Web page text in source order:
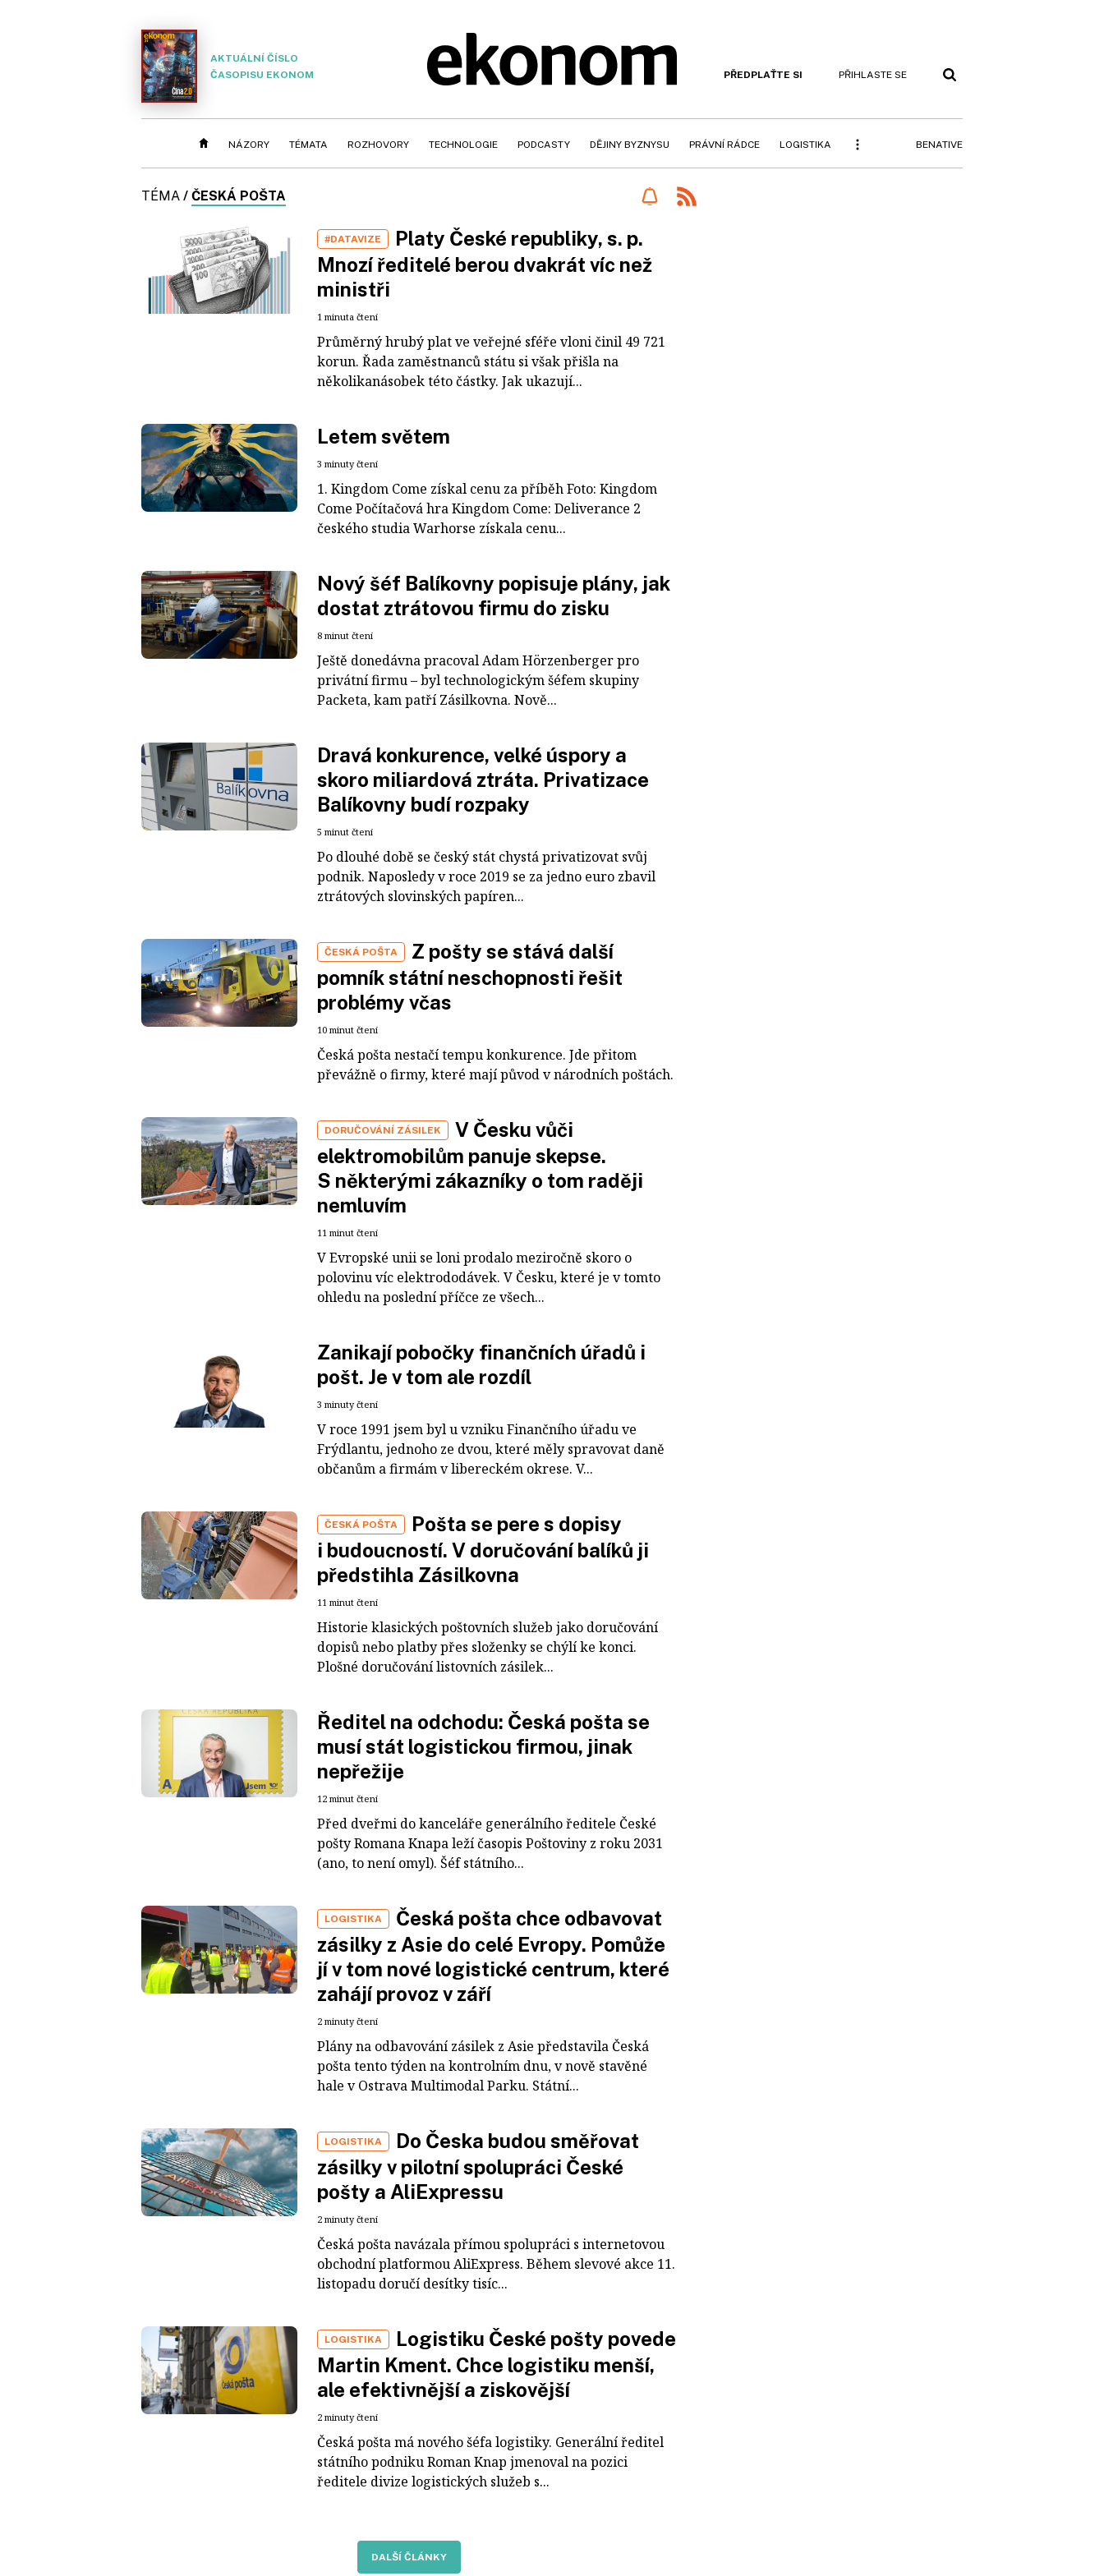
AKTUÁLNÍ ČÍSLO
ČASOPISU EKONOM
PŘEDPLAŤTE SI PŘIHLASTE SE
NÁZORY TÉMATA ROZHOVORY TECHNOLOGIE PODCASTY DĚJINY BYZNYSU PRÁVNÍ RÁDCE LOGISTIKA BENATIVE
TÉMA / ČESKÁ POŠTA
#DATAVIZE
Platy České republiky, s. p.
Mnozí ředitelé berou dvakrát víc než
ministři
1 minuta čtení
Průměrný hrubý plat ve veřejné sféře vloni činil 49 721
korun. Řada zaměstnanců státu si však přišla na
několikanásobek této částky. Jak ukazují...
Letem světem
3 minuty čtení
1. Kingdom Come získal cenu za příběh Foto: Kingdom
Come Počítačová hra King­dom Come: Deliverance 2
českého studia Warhorse získala cenu...
Nový šéf Balíkovny popisuje plány, jak
dostat ztrátovou firmu do zisku
8 minut čtení
Ještě donedávna pracoval Adam Hörzenberger pro
privátní firmu – byl technologickým šéfem skupiny
Packeta, kam patří Zásilkovna. Nově...
Dravá konkurence, velké úspory a
skoro miliardová ztráta. Privatizace
Balíkovny budí rozpaky
5 minut čtení
Po dlouhé době se český stát chystá privatizovat svůj
podnik. Naposledy v roce 2019 se za jedno euro zbavil
ztrátových slovinských papíren...
ČESKÁ POŠTA
Z pošty se stává další
pomník státní neschopnosti řešit
problémy včas
10 minut čtení
Česká pošta nestačí tempu konkurence. Jde přitom
převážně o firmy, které mají původ v národních poštách.
DORUČOVÁNÍ ZÁSILEK
V Česku vůči
elektromobilům panuje skepse.
S některými zákazníky o tom raději
nemluvím
11 minut čtení
V Evropské unii se loni prodalo meziročně skoro o
polovinu víc elektrododávek. V Česku, které je v tomto
ohledu na poslední příčce ze všech...
Zanikají pobočky finančních úřadů i
pošt. Je v tom ale rozdíl
3 minuty čtení
V roce 1991 jsem byl u vzniku Finančního úřadu ve
Frýdlantu, jednoho ze dvou, které měly spravovat daně
občanům a firmám v libereckém okrese. V...
ČESKÁ POŠTA
Pošta se pere s dopisy
i budoucností. V doručování balíků ji
předstihla Zásilkovna
11 minut čtení
Historie klasických poštovních služeb jako doručování
dopisů nebo platby přes složenky se chýlí ke konci.
Plošné doručování listovních zásilek...
Ředitel na odchodu: Česká pošta se
musí stát logistickou firmou, jinak
nepřežije
12 minut čtení
Před dveřmi do kanceláře generálního ředitele České
pošty Romana Knapa leží časopis Poštoviny z roku 2031
(ano, to není omyl). Šéf státního...
LOGISTIKA
Česká pošta chce odbavovat
zásilky z Asie do celé Evropy. Pomůže
jí v tom nové logistické centrum, které
zahájí provoz v září
2 minuty čtení
Plány na odbavování zásilek z Asie představila Česká
pošta tento týden na kontrolním dnu, v nově stavěné
hale v Ostrava Multimodal Parku. Státní...
LOGISTIKA
Do Česka budou směřovat
zásilky v pilotní spolupráci České
pošty a AliExpressu
2 minuty čtení
Česká pošta navázala přímou spolupráci s internetovou
obchodní platformou AliExpress. Během slevové akce 11.
listopadu doručí desítky tisíc...
LOGISTIKA
Logistiku České pošty povede
Martin Kment. Chce logistiku menší,
ale efektivnější a ziskovější
2 minuty čtení
Česká pošta má nového šéfa logistiky. Generální ředitel
státního podniku Roman Knap jmenoval na pozici
ředitele divize logistických služeb s...
DALŠÍ ČLÁNKY